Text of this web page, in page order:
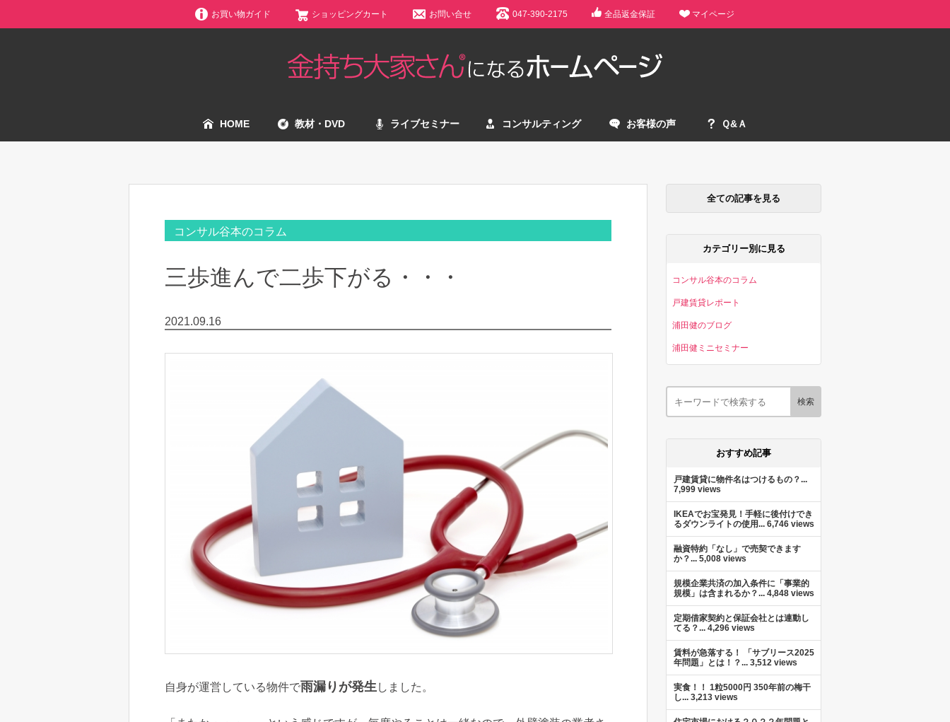
お買い物ガイド ショッピングカート お問い合せ 047-390-2175 全品返金保証 マイページ
HOME 教材・DVD ライブセミナー コンサルティング お客様の声 Ｑ&Ａ
コンサル谷本のコラム
三歩進んで二歩下がる・・・
2021.09.16
自身が運営している物件で雨漏りが発生しました。
全ての記事を見る
カテゴリー別に見る
コンサル谷本のコラム
戸建賃貸レポート
浦田健のブログ
浦田健ミニセミナー
おすすめ記事
戸建賃貸に物件名はつけるもの？...
7,999 views
IKEAでお宝発見！手軽に後付けでき
るダウンライトの使用... 6,746 views
融資特約「なし」で売契できます
か？... 5,008 views
規模企業共済の加入条件に「事業的
規模」は含まれるか？... 4,848 views
定期借家契約と保証会社とは連動し
てる？... 4,296 views
賃料が急落する！ 「サブリース2025
年問題」とは！？... 3,512 views
実食！！ 1粒5000円 350年前の梅干
し... 3,213 views